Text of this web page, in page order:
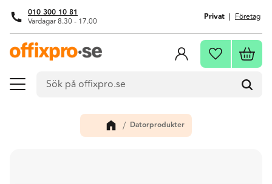
Meny
010 300 10 81
Vardagar 8.30 - 17.00 Privat Företag
Favoriter
Datorprodukter